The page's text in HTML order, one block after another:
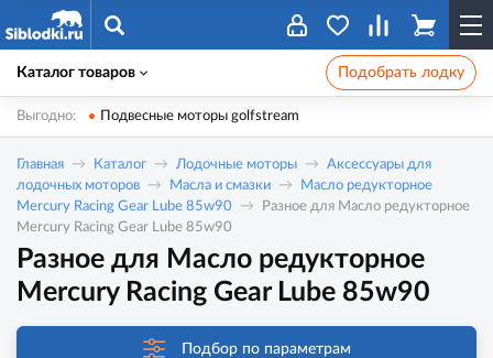
Каталог товаров Подобрать лодку
Выгодно: Подвесные моторы golfstream
Главная Каталог Лодочные моторы
Аксессуары для
лодочных моторов
Масла и смазки
Масло редукторное
Mercury Racing Gear Lube 85w90
Разное для Масло редукторное
Mercury Racing Gear Lube 85w90
Разное для Масло редукторное
Mercury Racing Gear Lube 85w90
Подбор по параметрам